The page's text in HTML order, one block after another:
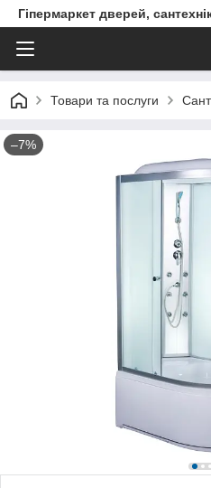
Гіпермаркет дверей,
Товари та послуги
–7%